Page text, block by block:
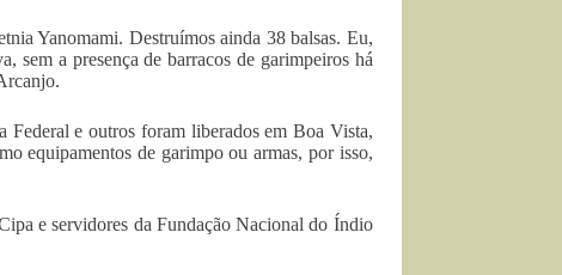
Yanomami. Destruímos ainda 38 balsas. Eu,
sem a presença de barracos de garimpeiros há
Federal e outros foram liberados em Boa Vista,
equipamentos de garimpo ou armas, por isso,
e servidores da Fundação Nacional do Índio